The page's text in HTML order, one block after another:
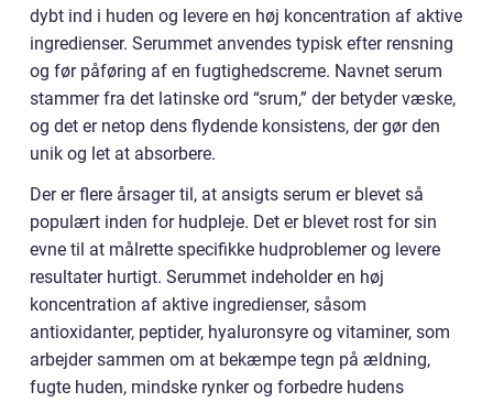
dybt ind i huden og levere en høj koncentration af aktive
ingredienser. Serummet anvendes typisk efter rensning
og før påføring af en fugtighedscreme. Navnet serum
stammer fra det latinske ord “srum,” der betyder væske,
og det er netop dens flydende konsistens, der gør den
unik og let at absorbere.
Der er flere årsager til, at ansigts serum er blevet så
populært inden for hudpleje. Det er blevet rost for sin
evne til at målrette specifikke hudproblemer og levere
resultater hurtigt. Serummet indeholder en høj
koncentration af aktive ingredienser, såsom
antioxidanter, peptider, hyaluronsyre og vitaminer, som
arbejder sammen om at bekæmpe tegn på ældning,
fugte huden, mindske rynker og forbedre hudens